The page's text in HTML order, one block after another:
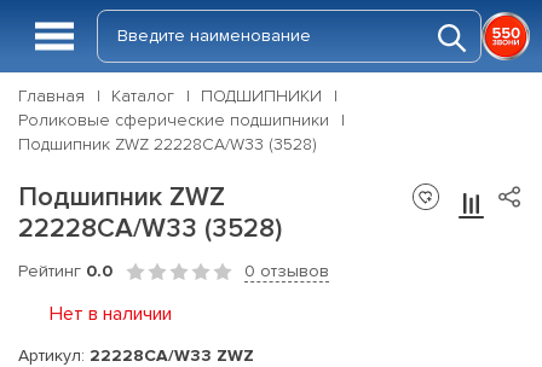
Главная Каталог
ПОДШИПНИКИ
Роликовые сферические подшипники
Подшипник ZWZ 22228CA/W33 (3528)
Подшипник ZWZ
22228CA/W33 (3528)
Рейтинг 0.0 0 отзывов
Нет в наличии
Артикул: 22228CA/W33 ZWZ